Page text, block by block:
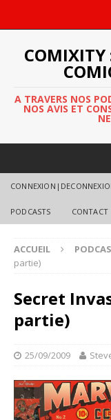
COMIXITY
A TRAVERS NOS
NOS AVIS ET
PODCASTS CONTACT
ACCUEIL
partie)
Secret
partie)
25/09/2009